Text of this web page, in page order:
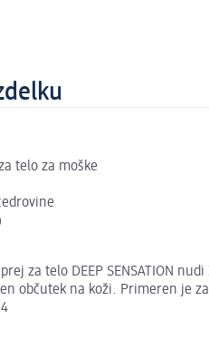
telo za moške
za telo DEEP SENSATION
občutek na koži. Primeren je